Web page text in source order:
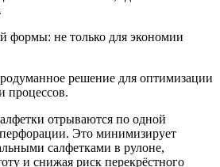
формы: не только для экономии
решение для оптимизации
процессов.
отрываются по одной
перфорации. Это минимизирует
салфетками в рулоне,
и снижая риск перекрёстного